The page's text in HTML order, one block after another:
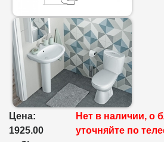
Цена:
1925.00
Нет в наличии, о
уточняйте по